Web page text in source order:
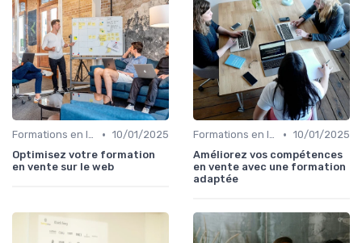
Formations en ligne • 10/01/2025
Optimisez votre formation
en vente sur le web
Formations en ligne • 10/01/2025
Améliorez vos compétences
en vente avec une formation
adaptée